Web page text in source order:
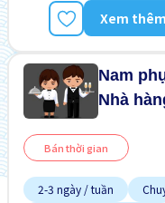
Xem thêm
Nam
Nhà
Bán thời gian
2-3 ngày / tuần